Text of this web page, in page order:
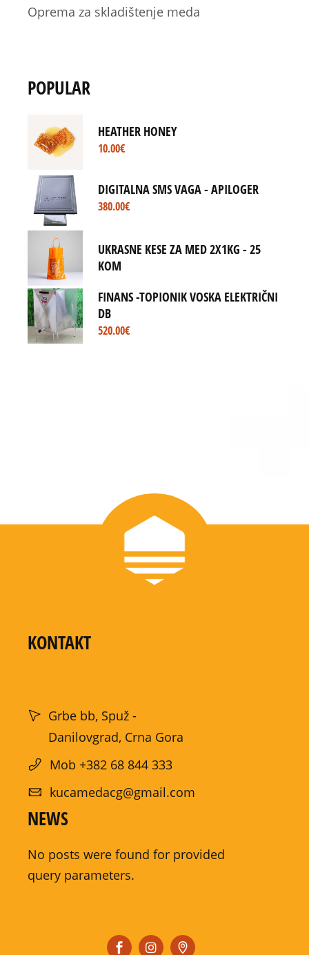
Oprema za skladištenje meda
POPULAR
HEATHER HONEY
10.00€
DIGITALNA SMS VAGA - APILOGER
380.00€
UKRASNE KESE ZA MED 2X1KG - 25
KOM
FINANS -TOPIONIK VOSKA ELEKTRIČNI
DB
520.00€
KONTAKT
Grbe bb, Spuž -
Danilovgrad, Crna Gora
Mob +382 68 844 333
kucamedacg@gmail.com
NEWS
No posts were found for provided
query parameters.